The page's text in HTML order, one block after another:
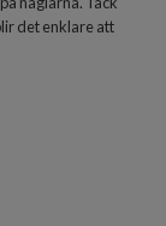
det enklare att